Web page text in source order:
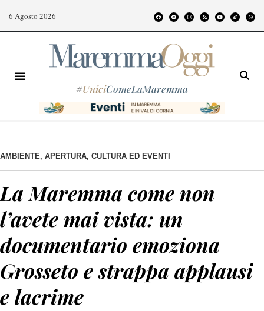
6 Agosto 2026
#UniciComeLaMaremma
AMBIENTE, APERTURA, CULTURA ED EVENTI
La Maremma come non
l’avete mai vista: un
documentario emoziona
Grosseto e strappa applausi
e lacrime